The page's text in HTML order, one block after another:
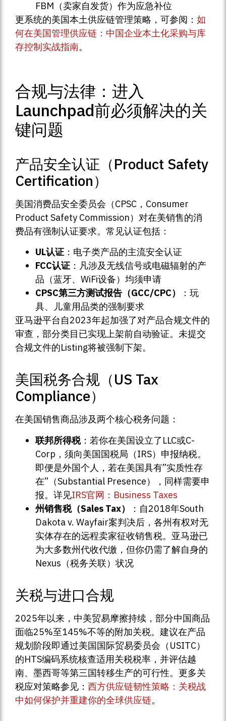
FBM（卖家自发货）作为应急补位
更系统的美国本土供应链管理策略，可参阅： 如
何在美国管理供应链：中国企业本土化采购与库
存控制实战指南。
合规与法律：进入
Launchpad前必须解决的关
键问题
产品安全认证（Product Safety
Certification）
美国消费品安全委员会（CPSC，Consumer
Product Safety Commission）对在美销售的消
费品有强制认证要求。常见认证包括：
UL认证 ：电子类产品的主流安全认证
FCC认证 ：凡涉及无线信号或电磁辐射的产
品（蓝牙、WiFi设备）均须申请
CPSC第三方测试报告（GCC/CPC）
：玩
具、儿童用品类的强制要求
亚马逊平台自2023年起加强了对产品合规文件的
审查，部分类目已实现上架前自动验证。未提交
合规文件的Listing将被强制下架。
美国税务合规（US Tax
Compliance）
在美国销售商品涉及两个核心税务问题：
联邦所得税：若你在美国设立了LLC或C-
Corp，须向美国国税局（IRS）申报纳税。
即便是外国个人，若在美国具有”实质性存
在”（Substantial Presence），同样需要申
报。详见IRS官网：Business Taxes
州销售税（Sales Tax）
：自2018年South
Dakota v. Wayfair案判决后，各州有权对无
实体存在的远程卖家征收销售税。亚马逊已
为大多数州代收代缴，但你仍需了解自身的
Nexus（税务关联）状况
关税与进口合规
2025年以来，中美贸易摩擦持续，部分中国商品
面临25%至145%不等的附加关税。建议在产品
规划阶段即通过美国国际贸易委员会（USITC）
的HTS编码系统核查适用关税税率，并评估越
南、墨西哥等第三国转移生产的可行性。更多关
税应对策略参见： 西方供应链韧性策略：关税战
中如何保护并重建你的全球供应链。